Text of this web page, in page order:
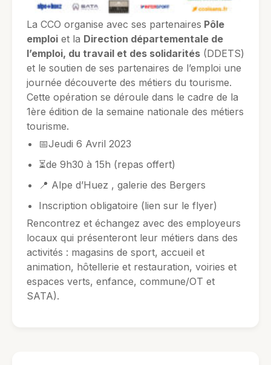
La CCO organise avec ses partenaires Pôle
emploi et la Direction départementale de
l’emploi, du travail et des solidarités (DDETS)
et le soutien de ses partenaires de l’emploi une
journée découverte des métiers du tourisme.
Cette opération se déroule dans le cadre de la
1ère édition de la semaine nationale des métiers
tourisme.
📅Jeudi 6 Avril 2023
⏳de 9h30 à 15h (repas offert)
📍 Alpe d’Huez , galerie des Bergers
Inscription obligatoire (lien sur le flyer)
Rencontrez et échangez avec des employeurs
locaux qui présenteront leur métiers dans des
activités : magasins de sport, accueil et
animation, hôtellerie et restauration, voiries et
espaces verts, enfance, commune/OT et
SATA).